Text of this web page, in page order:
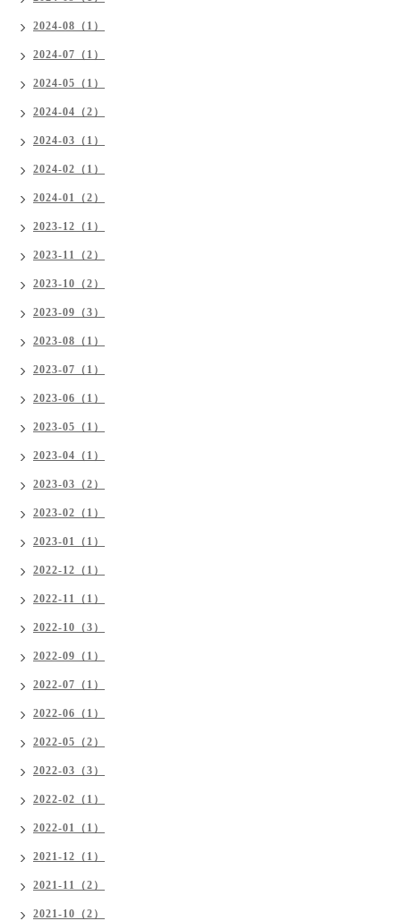
2024-08（1）
2024-07（1）
2024-05（1）
2024-04（2）
2024-03（1）
2024-02（1）
2024-01（2）
2023-12（1）
2023-11（2）
2023-10（2）
2023-09（3）
2023-08（1）
2023-07（1）
2023-06（1）
2023-05（1）
2023-04（1）
2023-03（2）
2023-02（1）
2023-01（1）
2022-12（1）
2022-11（1）
2022-10（3）
2022-09（1）
2022-07（1）
2022-06（1）
2022-05（2）
2022-03（3）
2022-02（1）
2022-01（1）
2021-12（1）
2021-11（2）
2021-10（2）